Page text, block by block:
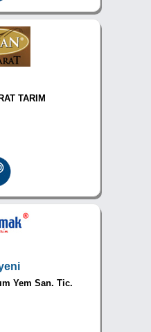
TARIM
Yem San. Tic.